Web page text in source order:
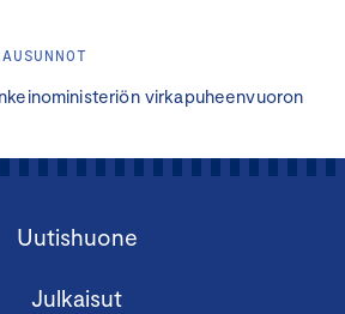
virkapuheenvuoron
Uutishuone
Julkaisut